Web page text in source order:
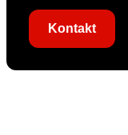
Kontakt